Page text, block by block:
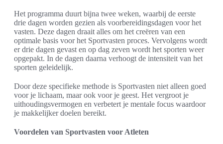
Het programma duurt bijna twee weken, waarbij de eerste
drie dagen worden gezien als voorbereidingsdagen voor het
vasten. Deze dagen draait alles om het creëren van een
optimale basis voor het Sportvasten proces. Vervolgens wordt
er drie dagen gevast en op dag zeven wordt het sporten weer
opgepakt. In de dagen daarna verhoogt de intensiteit van het
sporten geleidelijk.
Door deze specifieke methode is Sportvasten niet alleen goed
voor je lichaam, maar ook voor je geest. Het vergroot je
uithoudingsvermogen en verbetert je mentale focus waardoor
je makkelijker doelen bereikt.
Voordelen van Sportvasten voor Atleten